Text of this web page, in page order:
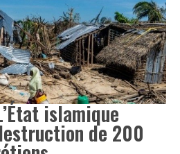
islamique
de 200